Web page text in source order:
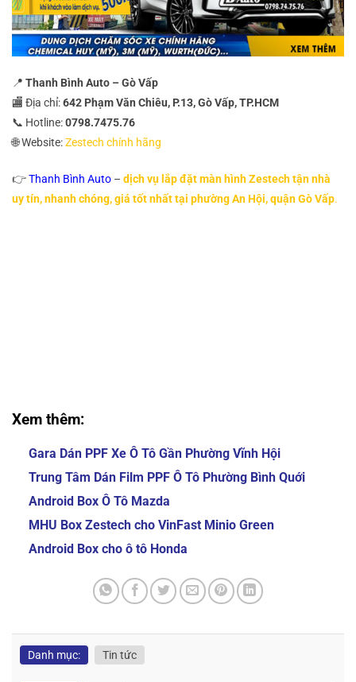
📍 Thanh Bình Auto – Gò Vấp
🏬 Địa chỉ:642 Phạm Văn Chiêu, P.13, Gò Vấp, TP.HCM
📞 Hotline:0798.7475.76
🌐 Website:Zestech chính hãng
👉Thanh Bình Auto – dịch vụ lắp đặt màn hình Zestech tận nhà
uy tín, nhanh chóng, giá tốt nhất tại phường An Hội, quận Gò Vấp.
Xem thêm:
Gara Dán PPF Xe Ô Tô Gần Phường Vĩnh Hội
Trung Tâm Dán Film PPF Ô Tô Phường Bình Quới
Android Box Ô Tô Mazda
MHU Box Zestech cho VinFast Minio Green
Android Box cho ô tô Honda
Danh mục: Tin tức